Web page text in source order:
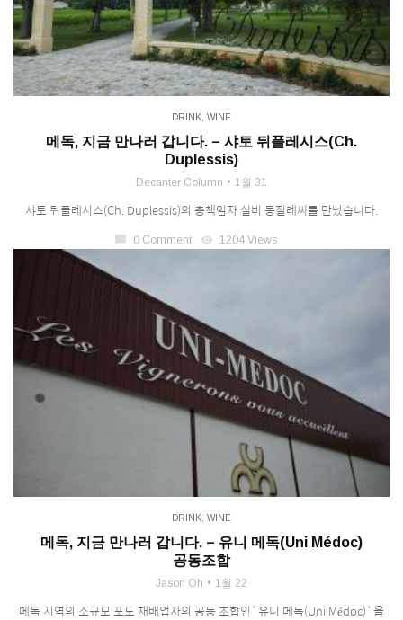
DRINK WINE
메독, 지금 만나러 갑니다. – 샤토 뒤플레시스(Ch.
Duplessis)
Decanter Column 1월 31
샤토 뒤플레시스(Ch. Duplessis)의 총책임자 실비 몽잘레씨를 만났습니다.
0 Comment visibility 1204 Views
DRINK WINE
메독, 지금 만나러 갑니다. – 유니 메독(Uni Médoc)
공동조합
Jason Oh 1월 22
메독 지역의 소규모 포도 재배업자의 공동 조합인`유니 메독(Uni Médoc)`을